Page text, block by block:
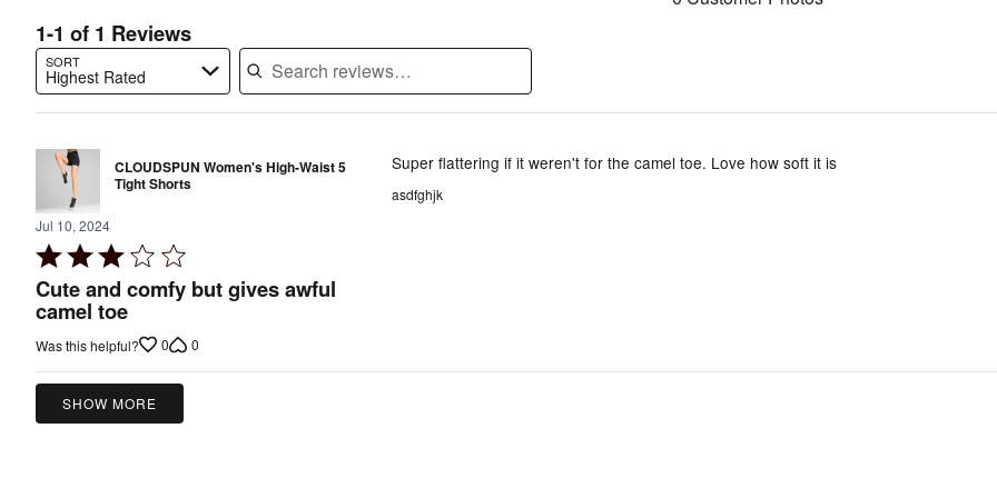
1-1 of 1 Reviews
SORT
Highest Rated
Search reviews…
CLOUDSPUN Women's High-Waist 5
Tight Shorts
Jul 10, 2024
Rated
3
out
Cute and comfy but gives awful
camel toe
Super flattering if it weren't for the camel toe. Love how soft it is
asdfghjk
Was this helpful? 0 0
SHOW MORE